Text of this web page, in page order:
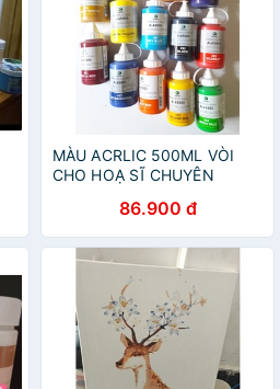
MÀU ACRLIC 500ML VÒI
CHO HOẠ SĨ CHUYÊN
86.900 đ